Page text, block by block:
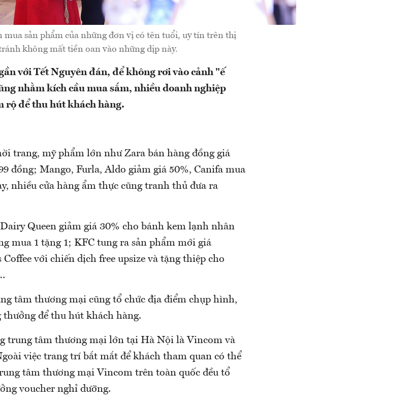
mua sản phẩm của những đơn vị có tên tuổi, uy tín trên thị
không mất tiền oan vào những dịp này.
với Tết Nguyên đán, để không rơi vào cảnh "ế
nhằm kích cầu mua sắm, nhiều doanh nghiệp
rộ để thu hút khách hàng.
trang, mỹ phẩm lớn như Zara bán hàng đồng giá
đồng; Mango, Furla, Aldo giảm giá 50%, Canifa mua
nhiều cửa hàng ẩm thực cũng tranh thủ đưa ra
Queen giảm giá 30% cho bánh kem lạnh nhân
mua 1 tặng 1; KFC tung ra sản phẩm mới giá
với chiến dịch free upsize và tặng thiệp cho
tâm thương mại cũng tổ chức địa điểm chụp hình,
để thu hút khách hàng.
trung tâm thương mại lớn tại Hà Nội là Vincom và
việc trang trí bắt mắt để khách tham quan có thể
tâm thương mại Vincom trên toàn quốc đều tổ
voucher nghỉ dưỡng.